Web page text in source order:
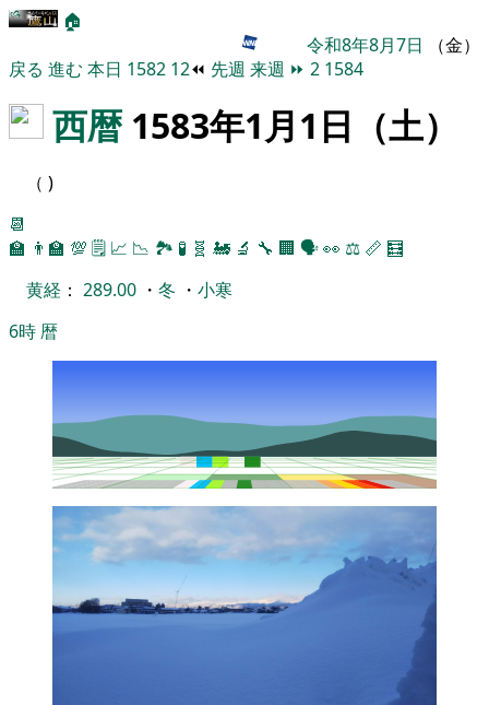
🏠
令和8年8月7日 （金）
戻る 進む 本日 1582 12⏪ 先週 来週 ⏩ 2 1584
西暦 1583年1月1日（土）
（ )
📆
🏫 👨‍🏫 💯 🗒️ 📈 📉 🏞 🧪 🧬 🚂 🔬 🔧 🏢 🗣️👀 ⚖️ 📏 🧮
黄経 ： 289.00 ・ 冬 ・ 小寒
6時 暦